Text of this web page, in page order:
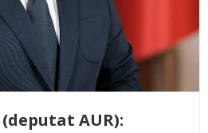
AUR):